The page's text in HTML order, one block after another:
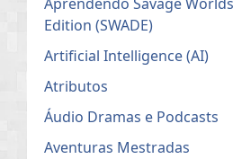
Edition (SWADE)
Artificial Intelligence (AI)
Atributos
Áudio Dramas e Podcasts
Aventuras Mestradas